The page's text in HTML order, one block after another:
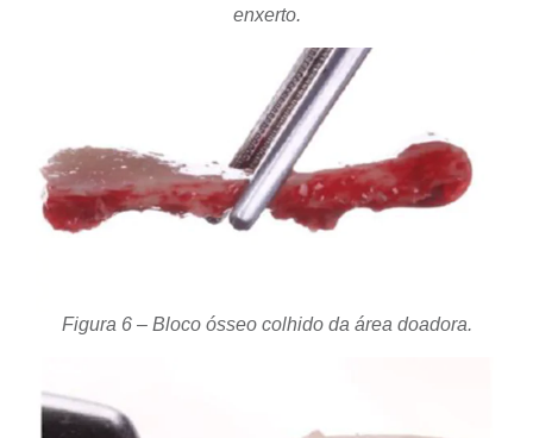
enxerto.
Figura 6 – Bloco ósseo colhido da área doadora.